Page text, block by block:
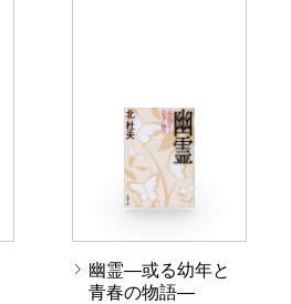
幽霊―或る幼年と
青春の物語―